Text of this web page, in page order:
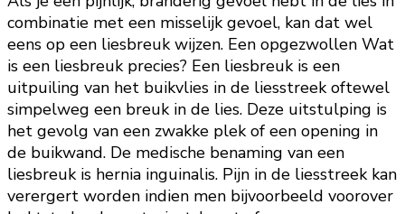
combinatie met een misselijk gevoel, kan dat wel
eens op een liesbreuk wijzen. Een opgezwollen Wat
is een liesbreuk precies? Een liesbreuk is een
uitpuiling van het buikvlies in de liesstreek oftewel
simpelweg een breuk in de lies. Deze uitstulping is
het gevolg van een zwakke plek of een opening in
de buikwand. De medische benaming van een
liesbreuk is hernia inguinalis. Pijn in de liesstreek kan
verergert worden indien men bijvoorbeeld voorover